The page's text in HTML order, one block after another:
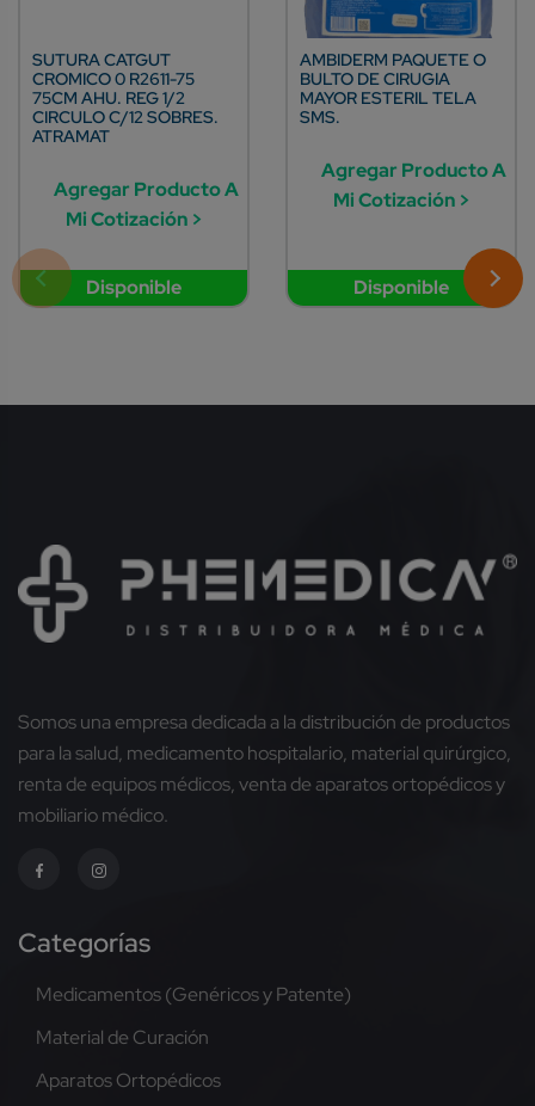
Disponible
SUTURA CATGUT
CROMICO 0 R2611-75
75CM AHU. REG 1/2
CIRCULO C/12 SOBRES.
ATRAMAT
Agregar Producto A
Mi Cotización >
Disponible
AMBIDERM PAQUETE O
BULTO DE CIRUGIA
MAYOR ESTERIL TELA
SMS.
Agregar Producto A
Mi Cotización >
Somos una empresa dedicada a la distribución de productos
para la salud, medicamento hospitalario, material quirúrgico,
renta de equipos médicos, venta de aparatos ortopédicos y
mobiliario médico.
Categorías
Medicamentos (Genéricos y Patente)
Material de Curación
Aparatos Ortopédicos